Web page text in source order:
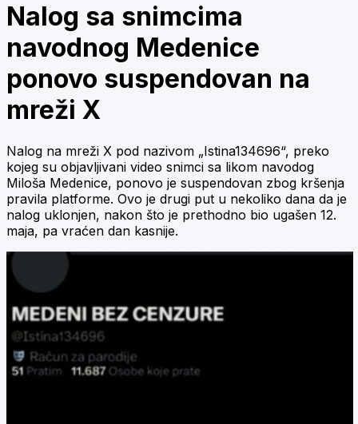
Nalog sa snimcima
navodnog Medenice
ponovo suspendovan na
mreži X
Nalog na mreži X pod nazivom „Istina134696“, preko
kojeg su objavljivani video snimci sa likom navodog
Miloša Medenice, ponovo je suspendovan zbog kršenja
pravila platforme. Ovo je drugi put u nekoliko dana da je
nalog uklonjen, nakon što je prethodno bio ugašen 12.
maja, pa vraćen dan kasnije.